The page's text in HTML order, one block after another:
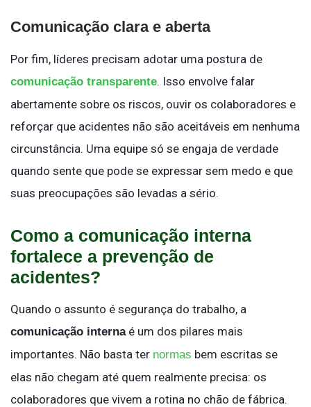
Comunicação clara e aberta
Por fim, líderes precisam adotar uma postura de
comunicação transparente. Isso envolve falar
abertamente sobre os riscos, ouvir os colaboradores e
reforçar que acidentes não são aceitáveis em nenhuma
circunstância. Uma equipe só se engaja de verdade
quando sente que pode se expressar sem medo e que
suas preocupações são levadas a sério.
Como a comunicação interna
fortalece a prevenção de
acidentes?
Quando o assunto é segurança do trabalho, a
comunicação internaé um dos pilares mais
importantes. Não basta ter normas bem escritas se
elas não chegam até quem realmente precisa: os
colaboradores que vivem a rotina no chão de fábrica.